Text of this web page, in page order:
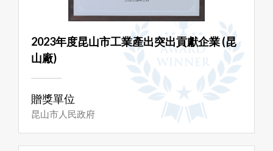
2023年度昆山市工業產出突出貢獻企業 (昆
山廠)
贈獎單位
昆山市人民政府